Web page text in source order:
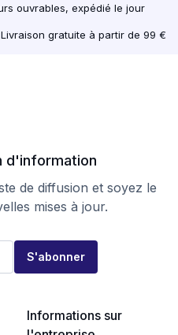
ouvrables, expédié le jour
Livraison gratuite à partir de 99 €
d'information
de diffusion et soyez le
mises à jour.
S'abonner
Informations sur